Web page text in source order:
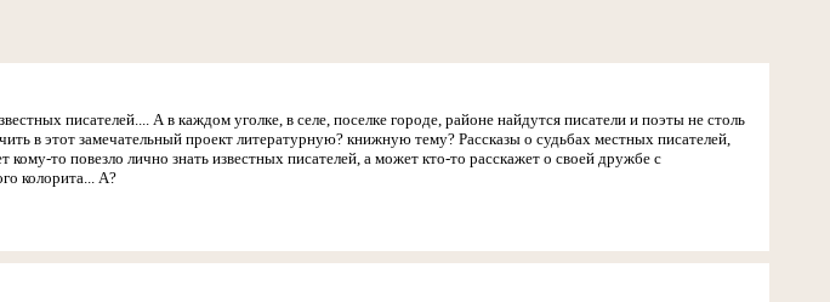
писателей.... А в каждом уголке, в селе, поселке городе, районе найдутся писатели и поэты не столь
в этот замечательный проект литературную? книжную тему? Рассказы о судьбах местных писателей,
то повезло лично знать известных писателей, а может кто-то расскажет о своей дружбе с
колорита... А?